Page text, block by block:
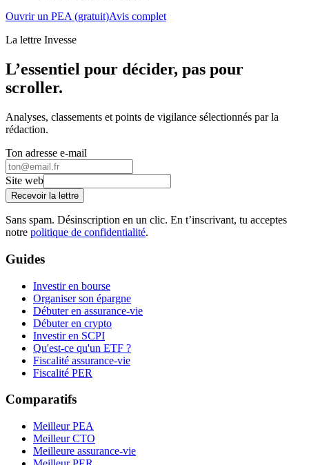
Ouvrir un PEA (gratuit)Avis complet
La lettre Invesse
L’essentiel pour décider, pas pour
scroller.
Analyses, classements et points de vigilance sélectionnés par la
rédaction.
Ton adresse e-mail
Site web
Recevoir la lettre
Sans spam. Désinscription en un clic. En t’inscrivant, tu acceptes
notre politique de confidentialité.
Guides
Investir en bourse
Organiser son épargne
Débuter en assurance-vie
Débuter en crypto
Investir en SCPI
Qu'est-ce qu'un ETF ?
Fiscalité assurance-vie
Fiscalité PER
Comparatifs
Meilleur PEA
Meilleur CTO
Meilleure assurance-vie